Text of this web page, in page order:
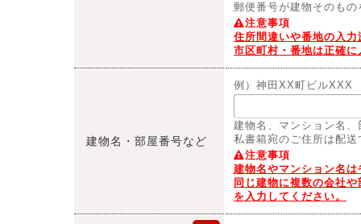
郵便番号が建物そのも
注意事項
住所間違いや番地の入
市区町村・番地は正確
建物名・部屋番号など
例）神田XX町ビルXXX
建物名、マンション名
私書箱宛のご住所は配
注意事項
建物名やマンション名
同じ建物に複数の会社
を入力してください。